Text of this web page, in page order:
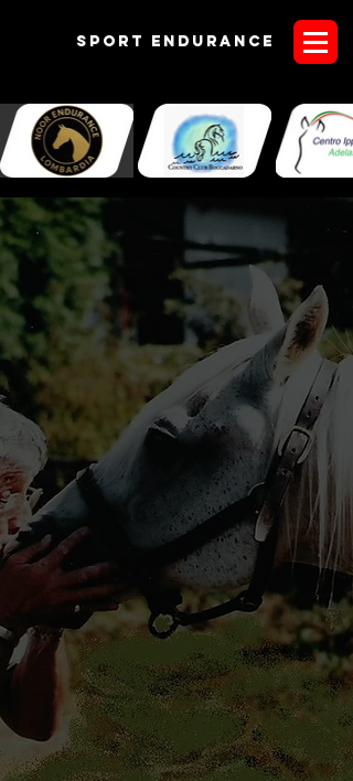
Sport endurANCE